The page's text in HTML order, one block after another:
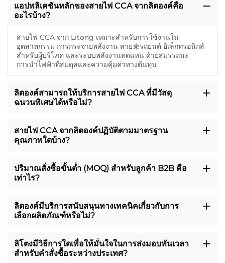
แอปพลิเคชันหลักของสายไฟ CCA จากลิตองค์คือ
อะไรบ้าง?
สายไฟ CCA จาก Litong เหมาะสำหรับการใช้งานใน
อุตสาหกรรม การกระจายพลังงาน สาย束รถยนต์ อิเล็กทรอนิกส์
สำหรับผู้บริโภค และระบบพลังงานทดแทน ด้วยสมรรถนะ
การนำไฟฟ้าที่สมดุลและความคุ้มค่าทางต้นทุน
ลิตองค์สามารถให้บริการสายไฟ CCA ที่มีวัสดุ
ฉนวนพิเศษได้หรือไม่?
สายไฟ CCA จากลิตองค์ปฏิบัติตามมาตรฐาน
คุณภาพใดบ้าง?
ปริมาณสั่งซื้อขั้นต่ำ (MOQ) สำหรับลูกค้า B2B คือ
เท่าไร?
ลิตองค์มีบริการสนับสนุนทางเทคนิคเกี่ยวกับการ
เลือกผลิตภัณฑ์หรือไม่?
ลิโตงมีวิธีการใดเพื่อให้มั่นใจในการส่งมอบทันเวลา
สำหรับคำสั่งซื้อระหว่างประเทศ?